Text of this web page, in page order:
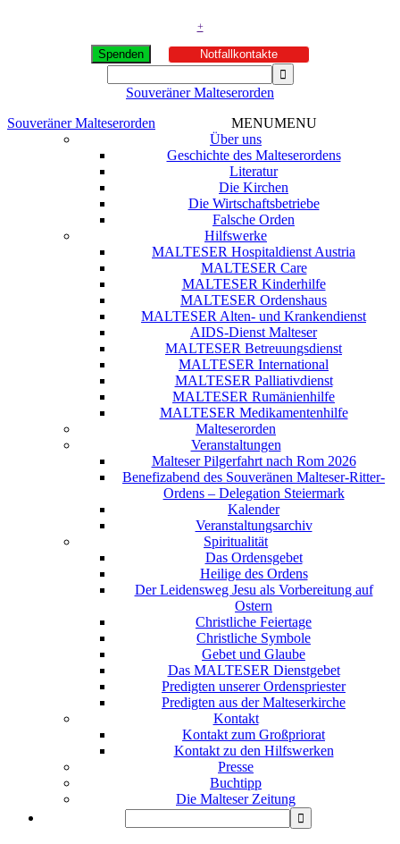
+
Spenden Notfallkontakte
Souveräner Malteserorden
Souveräner Malteserorden
MENUMENU
Über uns
Geschichte des Malteserordens
Literatur
Die Kirchen
Die Wirtschaftsbetriebe
Falsche Orden
Hilfswerke
MALTESER Hospitaldienst Austria
MALTESER Care
MALTESER Kinderhilfe
MALTESER Ordenshaus
MALTESER Alten- und Krankendienst
AIDS-Dienst Malteser
MALTESER Betreuungsdienst
MALTESER International
MALTESER Palliativdienst
MALTESER Rumänienhilfe
MALTESER Medikamentenhilfe
Malteserorden
Veranstaltungen
Malteser Pilgerfahrt nach Rom 2026
Benefizabend des Souveränen Malteser-Ritter-
Ordens – Delegation Steiermark
Kalender
Veranstaltungsarchiv
Spiritualität
Das Ordensgebet
Heilige des Ordens
Der Leidensweg Jesu als Vorbereitung auf
Ostern
Christliche Feiertage
Christliche Symbole
Gebet und Glaube
Das MALTESER Dienstgebet
Predigten unserer Ordenspriester
Predigten aus der Malteserkirche
Kontakt
Kontakt zum Großpriorat
Kontakt zu den Hilfswerken
Presse
Buchtipp
Die Malteser Zeitung